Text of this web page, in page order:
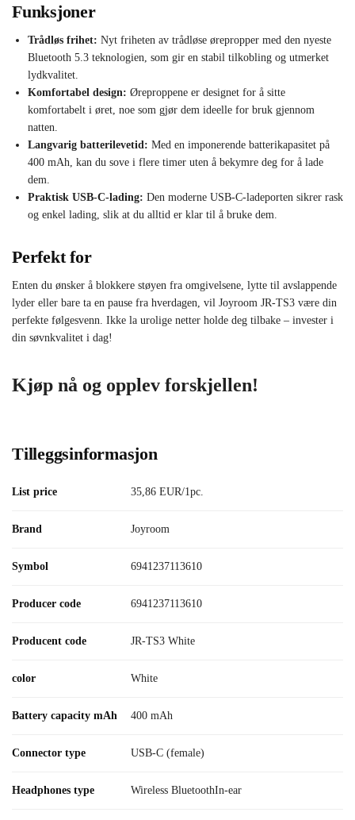
Funksjoner
Trådløs frihet: Nyt friheten av trådløse ørepropper med den nyeste
Bluetooth 5.3 teknologien, som gir en stabil tilkobling og utmerket
lydkvalitet.
Komfortabel design: Øreproppene er designet for å sitte
komfortabelt i øret, noe som gjør dem ideelle for bruk gjennom
natten.
Langvarig batterilevetid: Med en imponerende batterikapasitet på
400 mAh, kan du sove i flere timer uten å bekymre deg for å lade
dem.
Praktisk USB-C-lading: Den moderne USB-C-ladeporten sikrer rask
og enkel lading, slik at du alltid er klar til å bruke dem.
Perfekt for
Enten du ønsker å blokkere støyen fra omgivelsene, lytte til avslappende
lyder eller bare ta en pause fra hverdagen, vil Joyroom JR-TS3 være din
perfekte følgesvenn. Ikke la urolige netter holde deg tilbake – invester i
din søvnkvalitet i dag!
Kjøp nå og opplev forskjellen!
Tilleggsinformasjon
List price 35,86 EUR/1pc.
Brand Joyroom
Symbol 6941237113610
Producer code 6941237113610
Producent code JR-TS3 White
color White
Battery capacity mAh 400 mAh
Connector type USB-C (female)
Headphones type Wireless BluetoothIn-ear